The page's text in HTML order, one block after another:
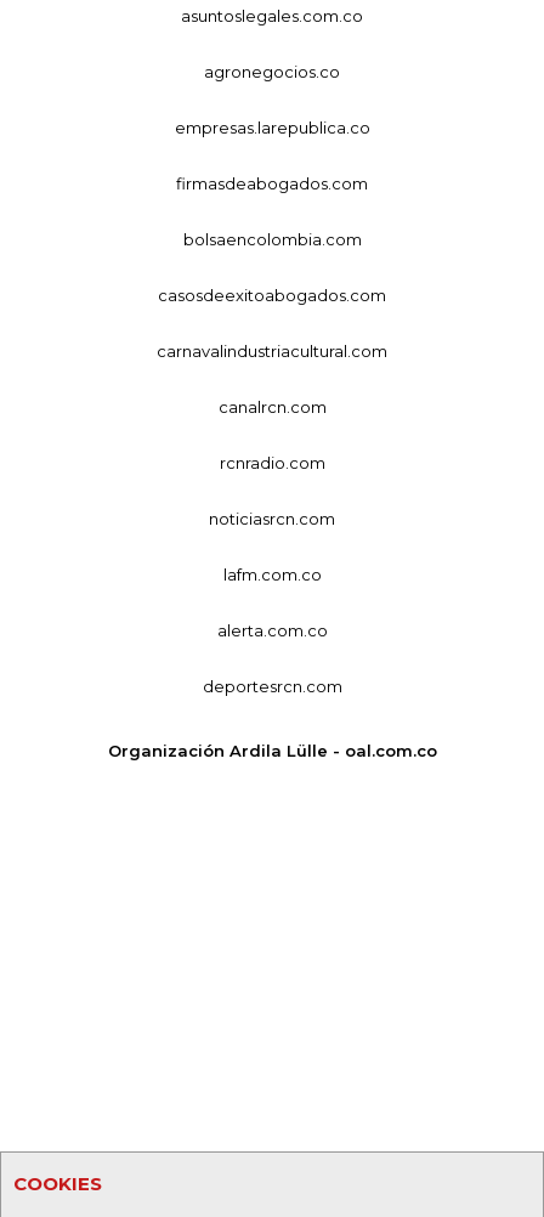
COOKIES
asuntoslegales.com.co
agronegocios.co
empresas.larepublica.co
firmasdeabogados.com
bolsaencolombia.com
casosdeexitoabogados.com
carnavalindustriacultural.com
canalrcn.com
rcnradio.com
noticiasrcn.com
lafm.com.co
alerta.com.co
deportesrcn.com
Organización Ardila Lülle - oal.com.co